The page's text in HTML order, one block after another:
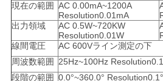
現在の範囲 AC 0.00mA~1200A
Resolution0.01mA
出力領域
AC 0.5W~720KW
Resolution0.01W
線間電圧
AC 600Vライン測定の下
周波数範囲 25Hz~100Hz
段階の範囲 0.0°~360.0° Resolution0.1°